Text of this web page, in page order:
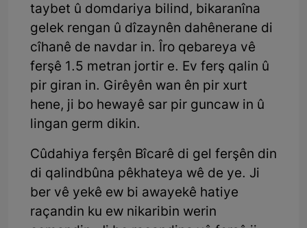
taybet û domdariya bilind, bikaranîna
gelek rengan û dîzaynên dahênerane di
cîhanê de navdar in. Îro qebareya vê
ferşê 1.5 metran jortir e. Ev ferş qalin û
pir giran in. Girêyên wan ên pir xurt
hene, ji bo hewayê sar pir guncaw in û
lingan germ dikin.
Cûdahiya ferşên Bîcarê di gel ferşên din
di qalindbûna pêkhateya wê de ye. Ji
ber vê yekê ew bi awayekê hatiye
raçandin ku ew nikaribin werin